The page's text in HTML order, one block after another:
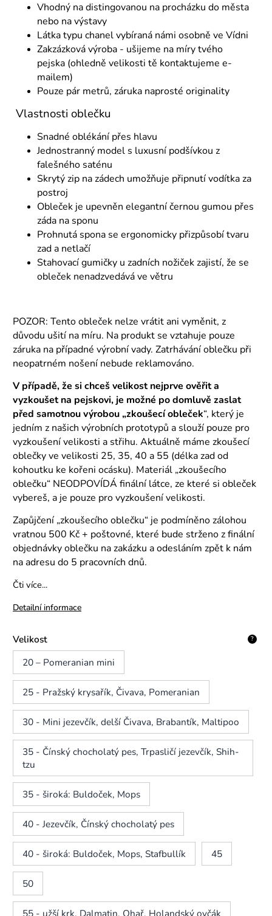
Vhodný na distingovanou na procházku do města
nebo na výstavy
Látka typu chanel vybíraná námi osobně ve Vídni
Zakzázková výroba - ušijeme na míry tvého
pejska (ohledně velikosti tě kontaktujeme e-
mailem)
Pouze pár metrů, záruka naprosté originality
Vlastnosti oblečku
Snadné oblékání přes hlavu
Jednostranný model s luxusní podšívkou z
falešného saténu
Skrytý zip na zádech umožňuje připnutí vodítka za
postroj
Obleček je upevněn elegantní černou gumou přes
záda na sponu
Prohnutá spona se ergonomicky přizpůsobí tvaru
zad a netlačí
Stahovací gumičky u zadních nožiček zajistí, že se
obleček nenadzvedává ve větru
POZOR: Tento obleček nelze vrátit ani vyměnit, z
důvodu ušití na míru. Na produkt se vztahuje pouze
záruka na případné výrobní vady. Zatrhávání oblečku při
neopatrném nošení nebude reklamováno.
V případě, že si chceš velikost nejprve ověřit a
vyzkoušet na pejskovi, je možné po domluvě zaslat
před samotnou výrobou „zkoušecí obleček“, který je
jedním z našich výrobních prototypů a slouží pouze pro
vyzkoušení velikosti a střihu. Aktuálně máme zkoušecí
oblečky ve velikosti 25, 35, 40 a 55 (délka zad od
kohoutku ke kořeni ocásku). Materiál „zkoušecího
oblečku“ NEODPOVÍDÁ finální látce, ze které si obleček
vybereš, a je pouze pro vyzkoušení velikosti.
Zapůjčení „zkoušecího oblečku“ je podmíněno zálohou
vratnou 500 Kč + poštovné, které bude strženo z finální
objednávky oblečku na zakázku a odesláním zpět k nám
na adresu do 5 pracovních dnů.
Čti více...
Detailní informace
Velikost ?
20 – Pomeranian mini
25 - Pražský krysařík, Čivava, Pomeranian
30 - Mini jezevčík, delší Čivava, Brabantík, Maltipoo
35 - Čínský chocholatý pes, Trpasličí jezevčík, Shih-
tzu
35 - široká: Buldoček, Mops
40 - Jezevčík, Čínský chocholatý pes
40 - široká: Buldoček, Mops, Stafbullík 45
50
55 - užší krk, Dalmatin, Ohař, Holandský ovčák